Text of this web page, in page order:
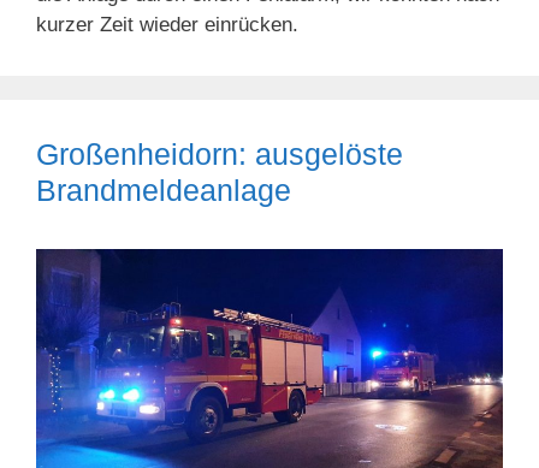
kurzer Zeit wieder einrücken.
Großenheidorn: ausgelöste
Brandmeldeanlage